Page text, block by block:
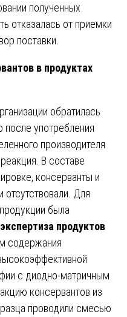
полученных
отказалась от приемки
поставки.
в продуктах
обратилась
после употребления
производителя
В составе
консерванты и
Для
была
продуктов
содержания
с диодно-матричным
консервантов из
проводили смесью